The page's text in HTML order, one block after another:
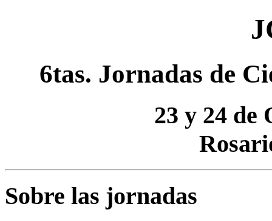
6tas. Jornadas de
23 y 24 de
Sobre las jornadas